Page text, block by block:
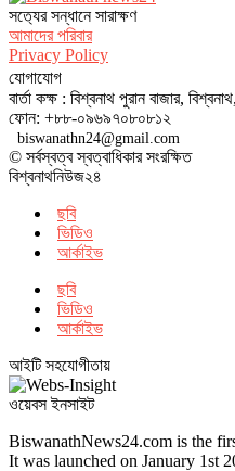
সত‌্যের সন্ধানে সারাক্ষণ
আমাদের পরিবার
Privacy Policy
যোগাযোগ
বার্তা কক্ষ : বিশ্বনাথ পুরান বাজার,
ফোন: +৮৮-০৯৬৯৭০৮০৮১২
biswanathn24@gmail.com
© সর্বস্বত্ব স্বত্বাধিকার সংরক্ষিত
বিশ্বনাথনিউজ২৪
ছবি
ভিডিও
আর্কাইভ
ছবি
ভিডিও
আর্কাইভ
আইটি সহযোগীতায়
ওয়েবস ইনসাইট
BiswanathNews24.com is the
It was launched on January 1st